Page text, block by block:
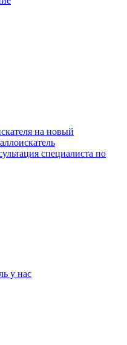
на новый
специалиста по
у нас